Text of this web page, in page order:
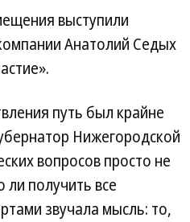
выступили
Анатолий Седых
путь был крайне
Нижегородской
вопросов просто не
получить все
звучала мысль: то,